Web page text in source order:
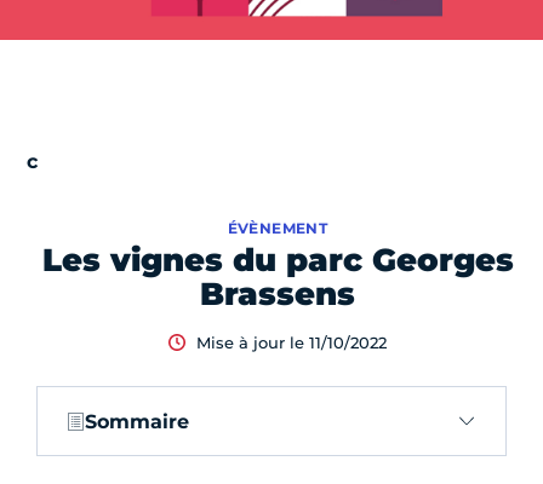
Les vignes du parc Georges
Brassens
ÉVÈNEMENT
Mise à jour le 11/10/2022
Sommaire